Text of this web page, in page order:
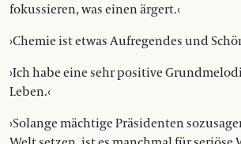
fokussieren, was einen ärgert.‹
›Chemie ist etwas Aufregendes und
›Ich habe eine sehr positive
Leben.‹
›Solange mächtige Präsidenten